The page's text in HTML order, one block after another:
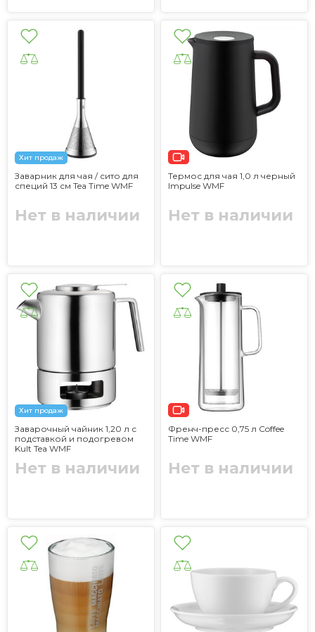
Хит продаж
Заварник для чая / сито для
специй 13 см Tea Time WMF
Нет в наличии
Термос для чая 1,0 л черный
Impulse WMF
Нет в наличии
Хит продаж
Заварочный чайник 1,20 л с
подставкой и подогревом
Kult Tea WMF
Нет в наличии
Френч-пресс 0,75 л Coffee
Time WMF
Нет в наличии